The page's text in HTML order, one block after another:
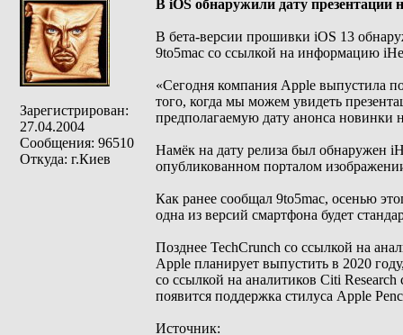
Зарегистрирован:
27.04.2004
Сообщения: 96510
Откуда: г.Киев
В iOS обнаружили дату презентации
В бета-версии прошивки iOS 13
9to5mac со ссылкой на информацию
«Сегодня компания Apple выпустила
того, когда мы можем увидеть
предполагаемую дату анонса новинки
Намёк на дату релиза был обнаружен
опубликованном порталом
Как ранее сообщал 9to5mac, осенью
одна из версий смартфона будет
Позднее TechCrunch со ссылкой на
Apple планирует выпустить в 2020
со ссылкой на аналитиков Citi
появится поддержка стилуса Apple
Источник: